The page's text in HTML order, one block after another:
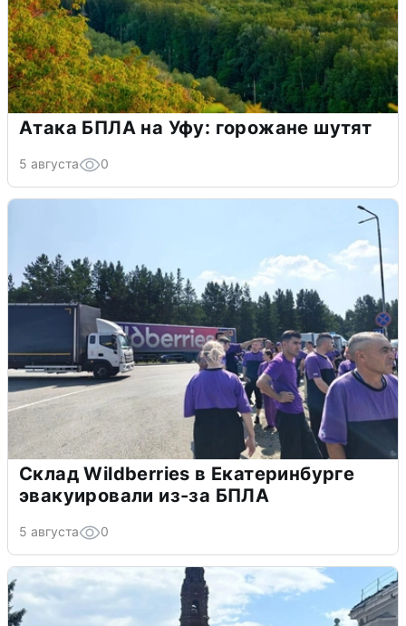
Атака БПЛА на Уфу: горожане шутят
5 августа 0
Склад Wildberries в Екатеринбурге
эвакуировали из-за БПЛА
5 августа 0